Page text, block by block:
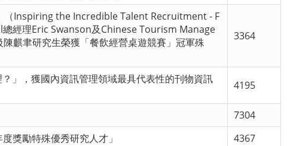
（Inspiring the Incredible Talent Recruitment - F
經理Eric Swanson及Chinese Tourism Manage
麒聿研究生榮獲「餐飲經營桌遊競賽」冠軍殊
3364
」，獲國內資訊管理領域最具代表性的刊物資訊
4195
7304
獎勵特殊優秀研究人才」
4367